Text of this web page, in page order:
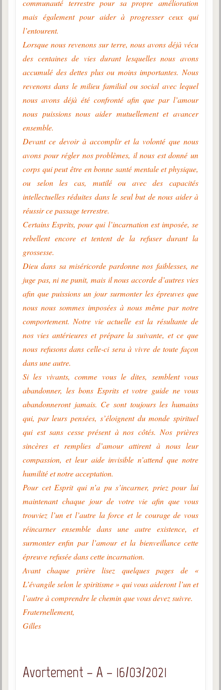
communauté terrestre pour sa propre amélioration
mais également pour aider à progresser ceux qui
l’entourent.
Lorsque nous revenons sur terre, nous avons déjà vécu
des centaines de vies durant lesquelles nous avons
accumulé des dettes plus ou moins importantes. Nous
revenons dans le milieu familial ou social avec lequel
nous avons déjà été confronté afin que par l’amour
nous puissions nous aider mutuellement et avancer
ensemble.
Devant ce devoir à accomplir et la volonté que nous
avons pour régler nos problèmes, il nous est donné un
corps qui peut être en bonne santé mentale et physique,
ou selon les cas, mutilé ou avec des capacités
intellectuelles réduites dans le seul but de nous aider à
réussir ce passage terrestre.
Certains Esprits, pour qui l’incarnation est imposée, se
rebellent encore et tentent de la refuser durant la
grossesse.
Dieu dans sa miséricorde pardonne nos faiblesses, ne
juge pas, ni ne punit, mais il nous accorde d’autres vies
afin que puissions un jour surmonter les épreuves que
nous nous sommes imposées à nous même par notre
comportement. Notre vie actuelle est la résultante de
nos vies antérieures et prépare la suivante, et ce que
nous refusons dans celle-ci sera à vivre de toute façon
dans une autre.
Si les vivants, comme vous le dites, semblent vous
abandonner, les bons Esprits et votre guide ne vous
abandonneront jamais. Ce sont toujours les humains
qui, par leurs pensées, s’éloignent du monde spirituel
qui est sans cesse présent à nos côtés. Nos prières
sincères et remplies d’amour attirent à nous leur
compassion, et leur aide invisible n’attend que notre
humilité et notre acceptation.
Pour cet Esprit qui n’a pu s’incarner, priez pour lui
maintenant chaque jour de votre vie afin que vous
trouviez l’un et l’autre la force et le courage de vous
réincarner ensemble dans une autre existence, et
surmonter enfin par l’amour et la bienveillance cette
épreuve refusée dans cette incarnation.
Avant chaque prière lisez quelques pages de «
L’évangile selon le spiritisme » qui vous aideront l’un et
l’autre à comprendre le chemin que vous devez suivre.
Fraternellement,
Gilles
Avortement – A – 16/03/2021